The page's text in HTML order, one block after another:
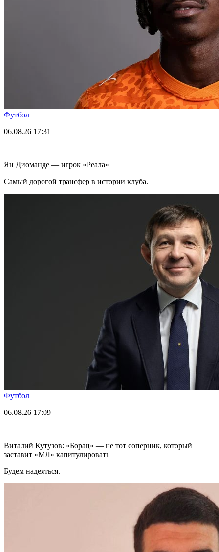
Футбол
06.08.26 17:31
Ян Диоманде — игрок «Реала»
Самый дорогой трансфер в истории клуба.
Футбол
06.08.26 17:09
Виталий Кутузов: «Борац» — не тот соперник, который
заставит «МЛ» капитулировать
Будем надеяться.